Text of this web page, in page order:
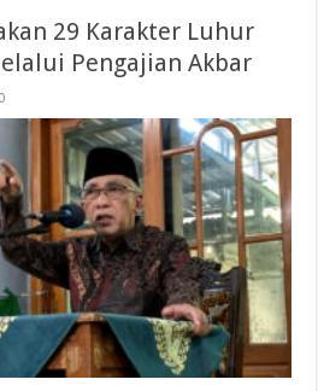
29 Karakter Luhur
Pengajian Akbar
0